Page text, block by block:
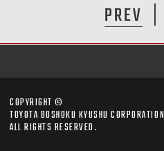
PREV
COPYRIGHT ©
TOYOTA BOSHOKU KYUSHU CORPORATION
ALL RIGHTS RESERVED.